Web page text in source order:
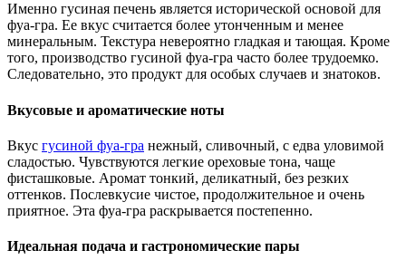
Именно гусиная печень является исторической основой для
фуа-гра. Ее вкус считается более утонченным и менее
минеральным. Текстура невероятно гладкая и тающая. Кроме
того, производство гусиной фуа-гра часто более трудоемко.
Следовательно, это продукт для особых случаев и знатоков.
Вкусовые и ароматические ноты
Вкус гусиной фуа-гра нежный, сливочный, с едва уловимой
сладостью. Чувствуются легкие ореховые тона, чаще
фисташковые. Аромат тонкий, деликатный, без резких
оттенков. Послевкусие чистое, продолжительное и очень
приятное. Эта фуа-гра раскрывается постепенно.
Идеальная подача и гастрономические пары